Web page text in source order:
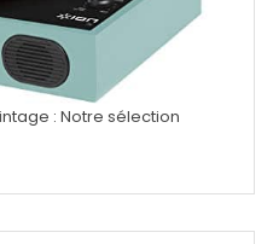
: Notre sélection